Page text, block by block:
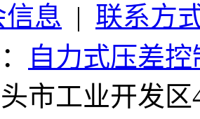
信息 | 联系方
自力式压差
市工业开发